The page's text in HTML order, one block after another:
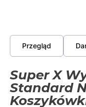
Przegląd
Super X
Standard